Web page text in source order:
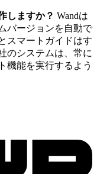
しますか？ Wandは
バージョンを自動で
スマートガイドはす
のシステムは、常に
機能を実行するよう